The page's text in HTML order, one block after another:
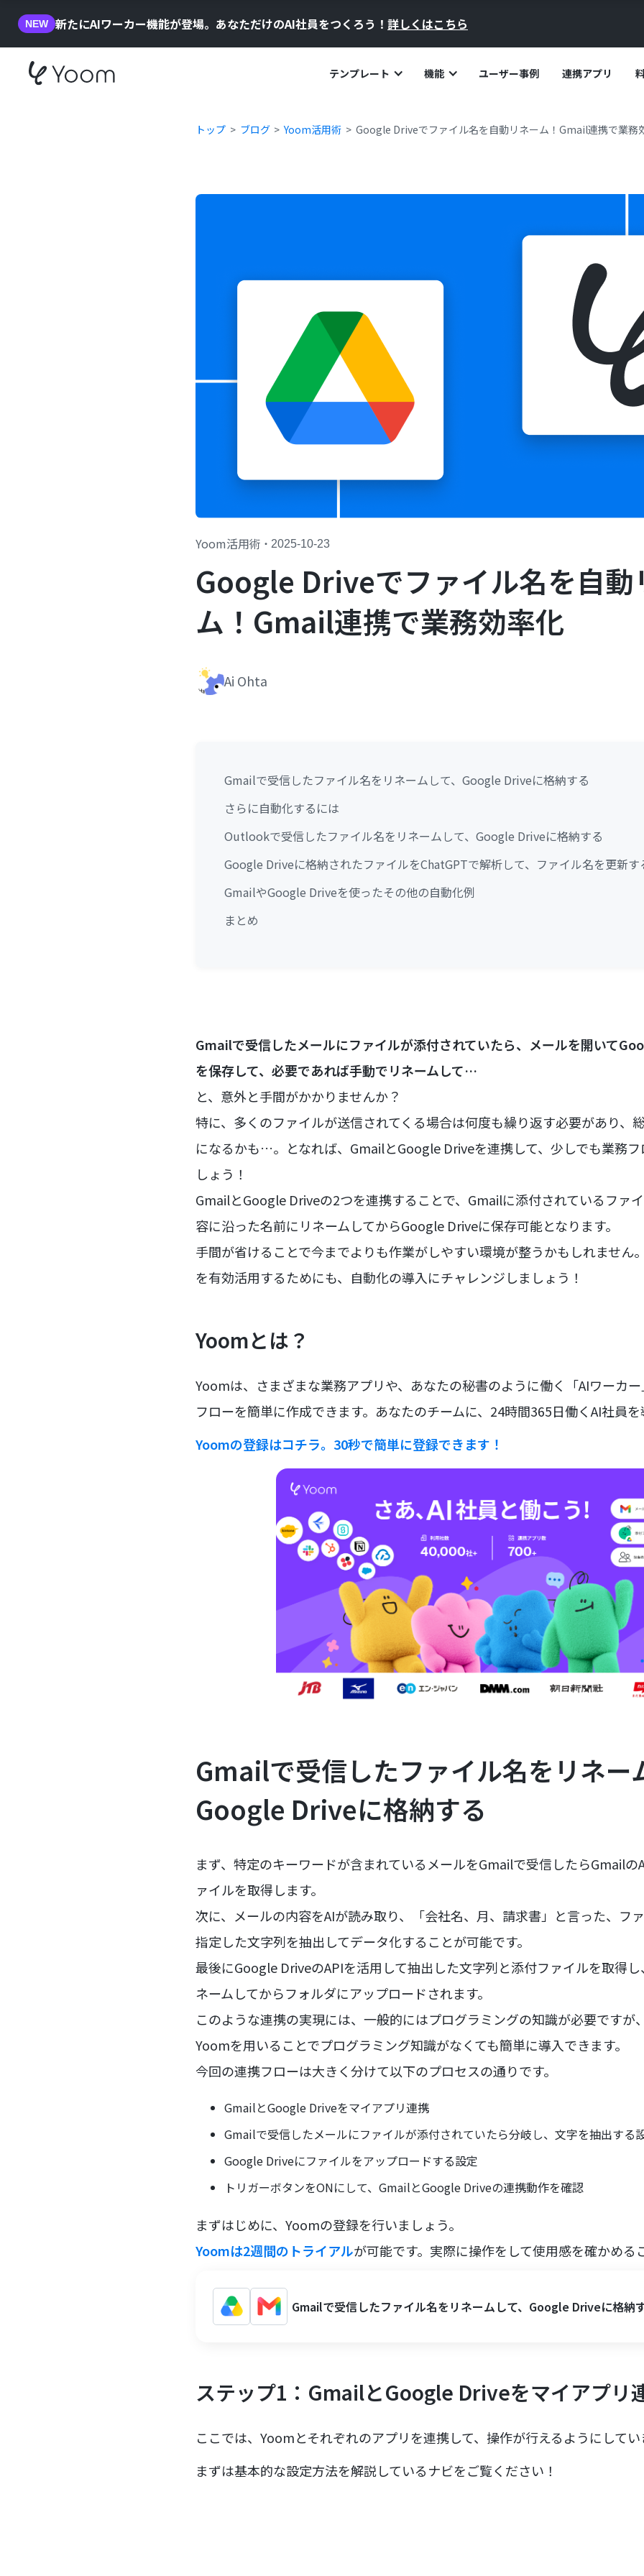
NEW 新たにAIワーカー機能が登場。あなただけのAI社員をつくろう！ 詳しくはこちら
テンプレート 機能 ユーザー事例 連携アプリ
トップ ブログ Yoom活用術 Google Driveでファイル名を自動リネーム！Gmail連携で業務
Yoom活用術 ・ 2025-10-23
Google Driveでファイル名を自動
ム！Gmail連携で業務効率化
Ai Ohta
Gmailで受信したファイル名をリネームして、Google Driveに格納する
さらに自動化するには
Outlookで受信したファイル名をリネームして、Google Driveに格納する
Google Driveに格納されたファイルをChatGPTで解析して、ファイル名を更新す
GmailやGoogle Driveを使ったその他の自動化例
まとめ
Gmailで受信したメールにファイルが添付されていたら、メールを開いて
を保存して、必要であれば手動でリネームして…
と、意外と手間がかかりませんか？
特に、多くのファイルが送信されてくる場合は何度も繰り返す必要があり、
になるかも…。となれば、GmailとGoogle Driveを連携して、少しでも業務
しょう！
GmailとGoogle Driveの2つを連携することで、Gmailに添付されているファ
容に沿った名前にリネームしてからGoogle Driveに保存可能となります。
手間が省けることで今までよりも作業がしやすい環境が整うかもしれません
を有効活用するためにも、自動化の導入にチャレンジしましょう！
Yoomとは？
Yoomは、さまざまな業務アプリや、あなたの秘書のように働く「AIワーカ
フローを簡単に作成できます。あなたのチームに、24時間365日働くAI社員
Yoomの登録はコチラ。30秒で簡単に登録できます！
Gmailで受信したファイル名をリネー
Google Driveに格納する
まず、特定のキーワードが含まれているメールをGmailで受信したらGmailの
ァイルを取得します。
次に、メールの内容をAIが読み取り、「会社名、月、請求書」と言った、フ
指定した文字列を抽出してデータ化することが可能です。
最後にGoogle DriveのAPIを活用して抽出した文字列と添付ファイルを取得
ネームしてからフォルダにアップロードされます。
このような連携の実現には、一般的にはプログラミングの知識が必要ですが
Yoomを用いることでプログラミング知識がなくても簡単に導入できます。
今回の連携フローは大きく分けて以下のプロセスの通りです。
GmailとGoogle Driveをマイアプリ連携
Gmailで受信したメールにファイルが添付されていたら分岐し、文字を抽出する
Google Driveにファイルをアップロードする設定
トリガーボタンをONにして、GmailとGoogle Driveの連携動作を確認
まずはじめに、Yoomの登録を行いましょう。
Yoomは2週間のトライアルが可能です。実際に操作をして使用感を確かめる
Gmailで受信したファイル名をリネームして、Google Driveに格納
ステップ1：GmailとGoogle Driveをマイアプリ
ここでは、Yoomとそれぞれのアプリを連携して、操作が行えるようにしてい
まずは基本的な設定方法を解説しているナビをご覧ください！